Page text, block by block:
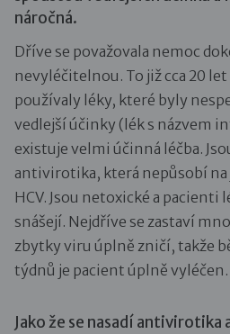
náročná.
Dříve se považovala nemoc
nevyléčitelnou. To již cca 20
používaly léky, které byly
vedlejší účinky (lék s názvem
existuje velmi účinná léčba.
antivirotika, která nepůsobí na
HCV. Jsou netoxické a
snášejí. Nejdříve se zastaví
zbytky viru úplně zničí, takže
týdnů je pacient úplně vyléčen.
Jako že se nasadí antivirotika